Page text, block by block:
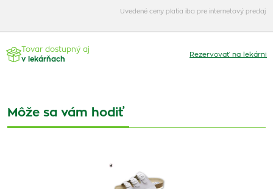
Uvedené ceny platia iba pre internetový predaj
Tovar dostupný aj
v lekárňach
Rezervovať na lekárni
Môže sa vám hodiť